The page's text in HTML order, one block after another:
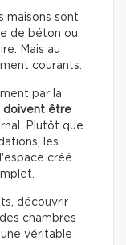
maisons sont
de béton ou
Mais au
courants.
par la
doivent être
Plutôt que
les
créé
découvrir
chambres
véritable